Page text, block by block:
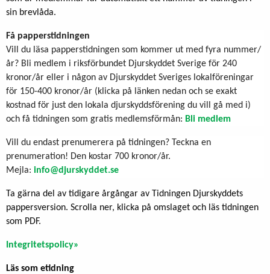
sin brevlåda.
Få papperstidningen
Vill du läsa papperstidningen som kommer ut med fyra nummer/
år? Bli medlem i riksförbundet Djurskyddet Sverige för 240
kronor/år eller i någon av Djurskyddet Sveriges lokalföreningar
för 150-400 kronor/år (klicka på länken nedan och se exakt
kostnad för just den lokala djurskyddsförening du vill gå med i)
och få tidningen som gratis medlemsförmån: Bli medlem
Vill du endast prenumerera på tidningen? Teckna en
prenumeration! Den kostar 700 kronor/år.
Mejla: info@djurskyddet.se
Ta gärna del av tidigare årgångar av Tidningen Djurskyddets
pappersversion. Scrolla ner, klicka på omslaget och läs tidningen
som PDF.
Integritetspolicy»
Läs som etidning